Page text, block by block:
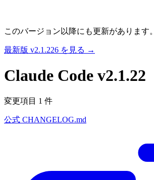
このバージョン以降にも更新があります。
最新版 v2.1.226 を見る →
Claude Code v2.1.22
変更項目 1 件
公式 CHANGELOG.md